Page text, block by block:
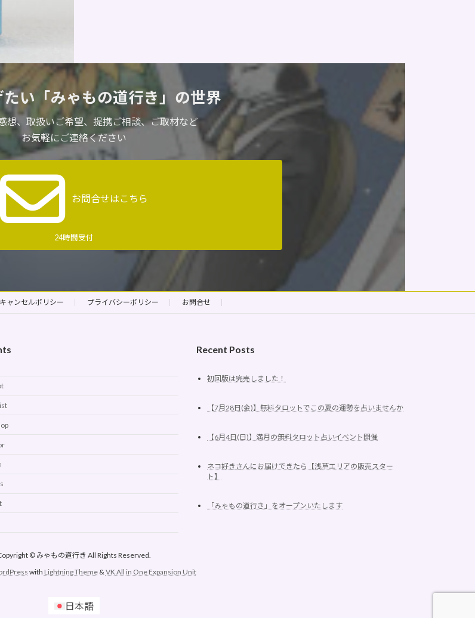
い 「みゃもの道行き」の世界
想、取扱いご希望、 提携ご相談、ご取材など
お気軽にご連絡ください
お問合せはこちら
24時間受付
ャンセルポリシー プライバシーポリシー お問合せ
Recent Posts
初回版は完売しました！
【7月28日(金)】無料タロットでこの夏の運勢を占いませんか
【6月4日(日)】満月の無料タロット占いイベント開催
ネコ好きさんにお届けできたら【浅草エリアの販売スター
ト】
「みゃもの道行き」をオープンいたします
© みゃもの道行き All Rights Reserved.
with Lightning Theme&VK All in One Expansion Unit
日本語